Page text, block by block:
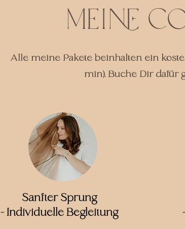
Meine
Alle meine Pakete beinhalten ein
min). Buche Dir dafür
Sanfter Sprung
- Individuelle Begleitung